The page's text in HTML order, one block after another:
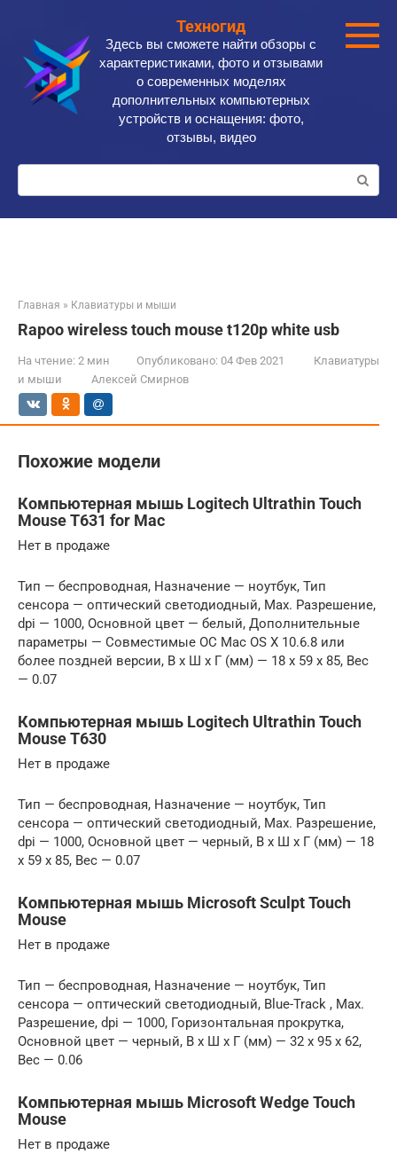
контенту
Техногид
Здесь вы сможете найти обзоры с
характеристиками, фото и отзывами
о современных моделях
дополнительных компьютерных
устройств и оснащения: фото,
отзывы, видео
Поиск:
Главная » Клавиатуры и мыши
Rapoo wireless touch mouse t120p white usb
На чтение: 2 мин Опубликовано: 04 Фев 2021
Клавиатуры
и мыши
Алексей Смирнов
Похожие модели
Компьютерная мышь Logitech Ultrathin Touch
Mouse T631 for Mac
Нет в продаже
Тип — беспроводная, Назначение — ноутбук, Тип
сенсора — оптический светодиодный, Max. Разрешение,
dpi — 1000, Основной цвет — белый, Дополнительные
параметры — Совместимые ОС Mac OS X 10.6.8 или
более поздней версии, В x Ш x Г (мм) — 18 x 59 x 85, Вес
— 0.07
Компьютерная мышь Logitech Ultrathin Touch
Mouse T630
Нет в продаже
Тип — беспроводная, Назначение — ноутбук, Тип
сенсора — оптический светодиодный, Max. Разрешение,
dpi — 1000, Основной цвет — черный, В x Ш x Г (мм) — 18
x 59 x 85, Вес — 0.07
Компьютерная мышь Microsoft Sculpt Touch
Mouse
Нет в продаже
Тип — беспроводная, Назначение — ноутбук, Тип
сенсора — оптический светодиодный, Blue-Track , Max.
Разрешение, dpi — 1000, Горизонтальная прокрутка,
Основной цвет — черный, В x Ш x Г (мм) — 32 x 95 x 62,
Вес — 0.06
Компьютерная мышь Microsoft Wedge Touch
Mouse
Нет в продаже